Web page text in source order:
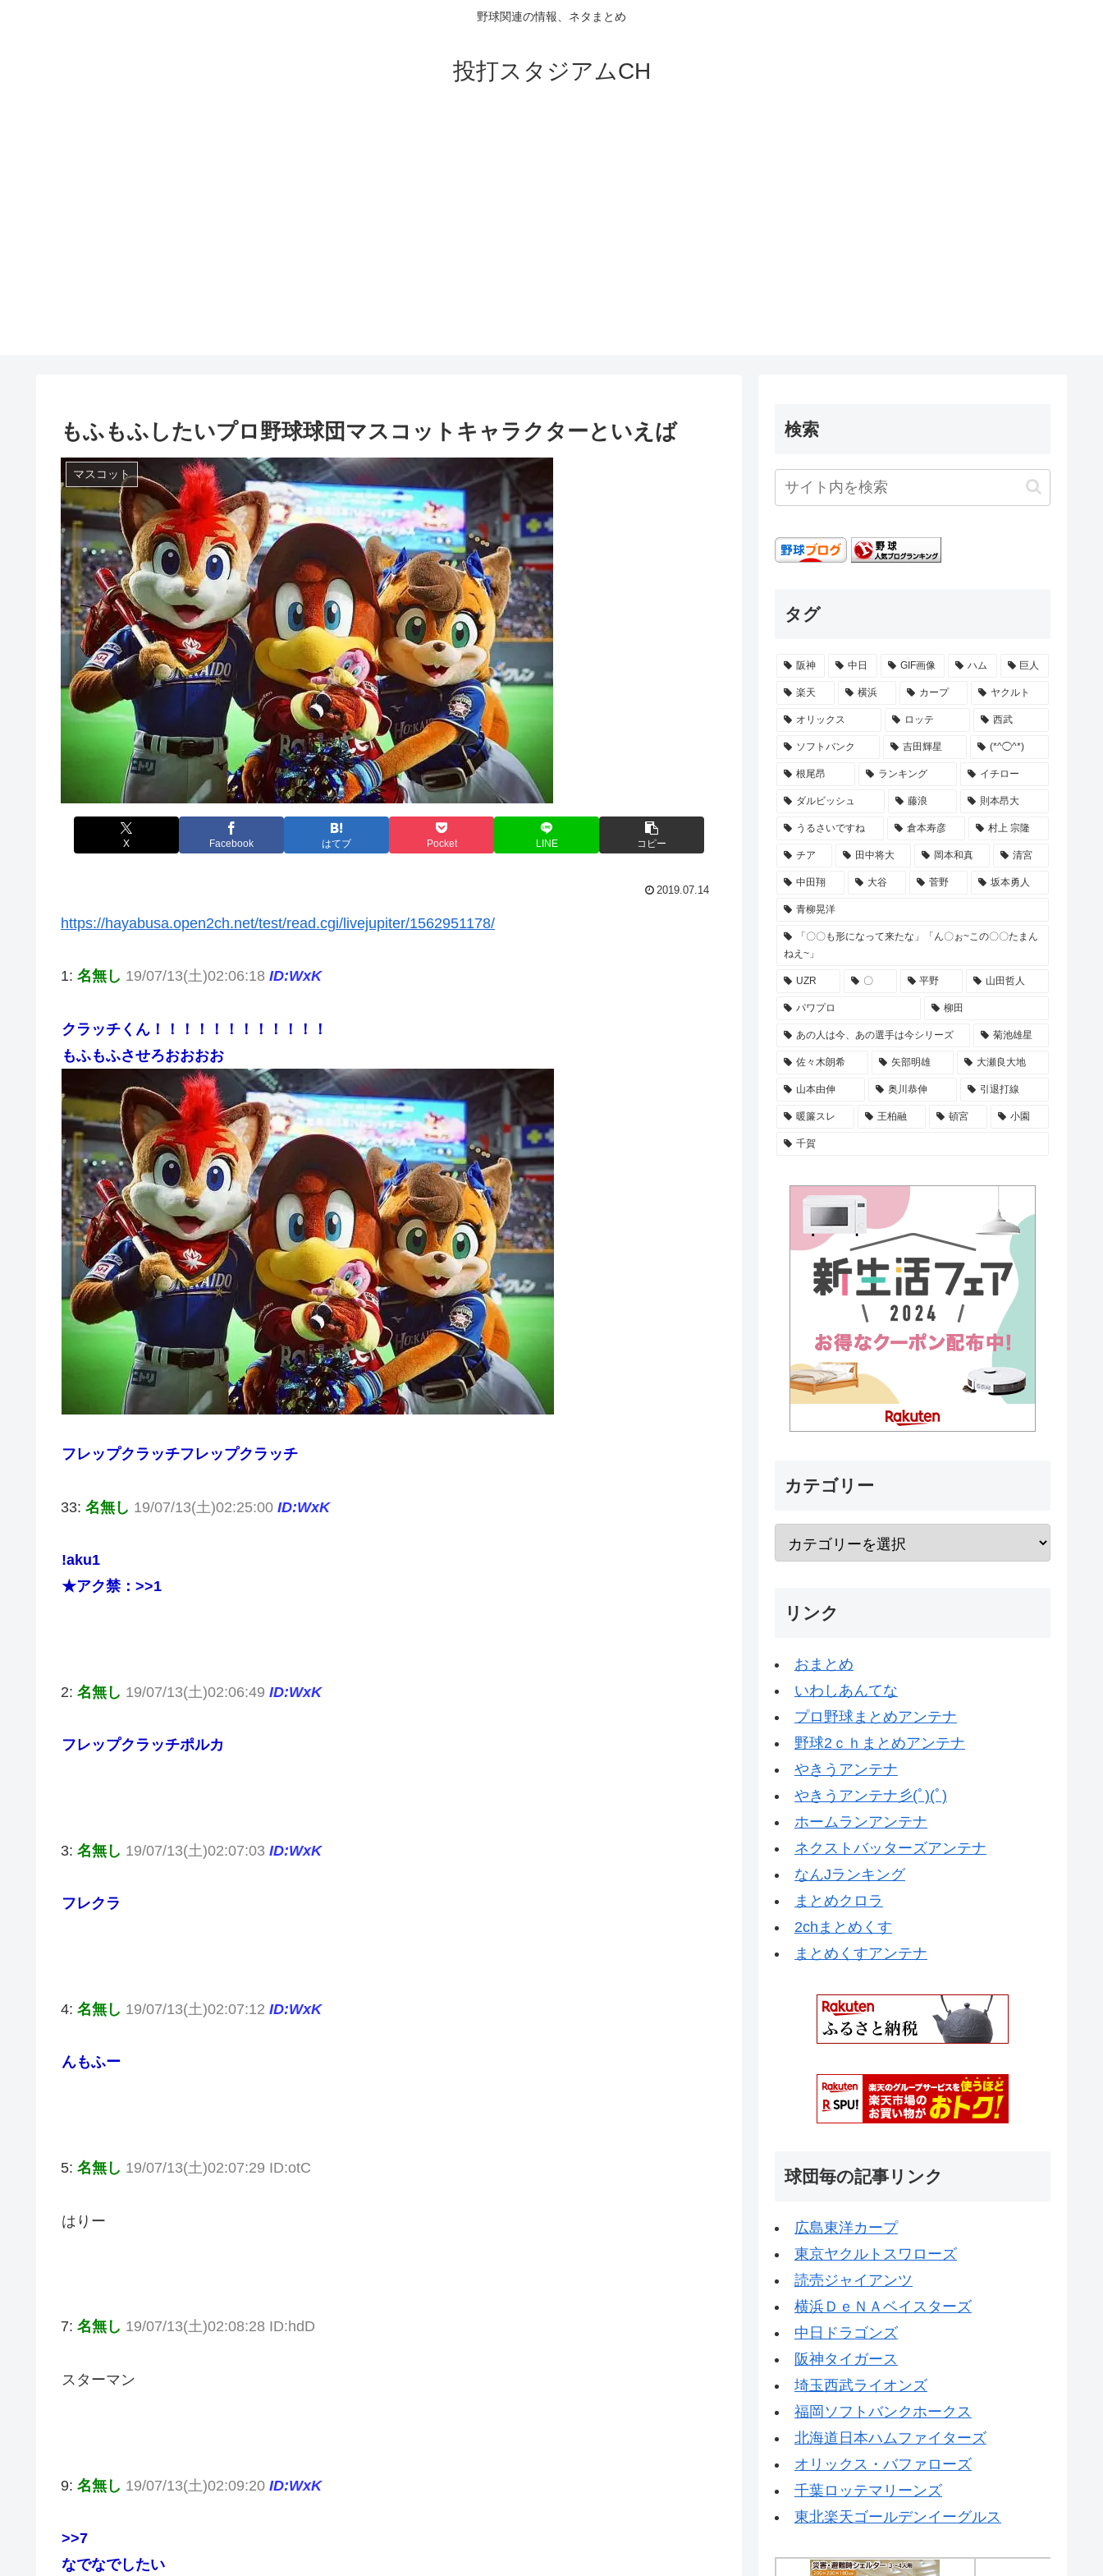
野球関連の情報、ネタまとめ
投打スタジアムCH
もふもふしたいプロ野球球団マスコットキャラクターといえば
マスコット
X Facebook はてブ Pocket LINE コピー
2019.07.14
https://hayabusa.open2ch.net/test/read.cgi/livejupiter/1562951178/
1: 名無し 19/07/13(土)02:06:18 ID:WxK
クラッチくん！！！！！！！！！！！！
もふもふさせろおおおお
フレップクラッチフレップクラッチ
33: 名無し 19/07/13(土)02:25:00 ID:WxK
!aku1
★アク禁： >>1
2: 名無し 19/07/13(土)02:06:49 ID:WxK
フレップクラッチポルカ
3: 名無し 19/07/13(土)02:07:03 ID:WxK
フレクラ
4: 名無し 19/07/13(土)02:07:12 ID:WxK
んもふー
5: 名無し 19/07/13(土)02:07:29 ID:otC
はりー
7: 名無し 19/07/13(土)02:08:28 ID:hdD
スターマン
9: 名無し 19/07/13(土)02:09:20 ID:WxK
>>7
なでなでしたい
検索
タグ
阪神 中日 GIF画像 ハム 巨人
楽天 横浜 カープ ヤクルト
オリックス ロッテ 西武
ソフトバンク 吉田輝星 (*^◯^*)
根尾昂 ランキング イチロー
ダルビッシュ 藤浪 則本昂大
うるさいですね 倉本寿彦 村上 宗隆
チア 田中将大 岡本和真 清宮
中田翔 大谷 菅野 坂本勇人
青柳晃洋
「〇〇も形になって来たな」「ん〇ぉ~この〇〇たまん
ねえ~」
UZR 〇 平野 山田哲人
パワプロ 柳田
あの人は今、あの選手は今シリーズ 菊池雄星
佐々木朗希 矢部明雄 大瀬良大地
山本由伸 奥川恭伸 引退打線
暖簾スレ 王柏融 頓宮 小園
千賀
カテゴリー
リンク
おまとめ
いわしあんてな
プロ野球まとめアンテナ
野球2ｃｈまとめアンテナ
やきうアンテナ
やきうアンテナ彡(ﾟ)(ﾟ)
ホームランアンテナ
ネクストバッターズアンテナ
なんJランキング
まとめクロラ
2chまとめくす
まとめくすアンテナ
球団毎の記事リンク
広島東洋カープ
東京ヤクルトスワローズ
読売ジャイアンツ
横浜ＤｅＮＡベイスターズ
中日ドラゴンズ
阪神タイガース
埼玉西武ライオンズ
福岡ソフトバンクホークス
北海道日本ハムファイターズ
オリックス・バファローズ
千葉ロッテマリーンズ
東北楽天ゴールデンイーグルス